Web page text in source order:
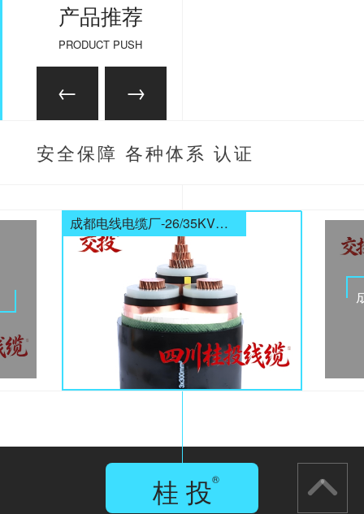
产品推荐
PRODUCT PUSH
安全保障 各种体系 认证
成都电线电缆厂-26/35KV高压电缆
桂 投®